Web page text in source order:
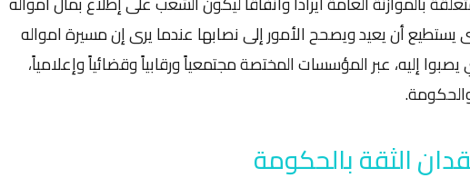
يستطيع أن يعيد ويصحح الأمور إلى نصابها عندما يرى إن مسيرة امواله
إليه، عبر المؤسسات المختصة مجتمعياً ورقابياً وقضائياً وإعلامياً،
الثقة بالحكومة